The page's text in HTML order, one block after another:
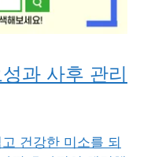
과 사후 관리
건강한 미소를 되